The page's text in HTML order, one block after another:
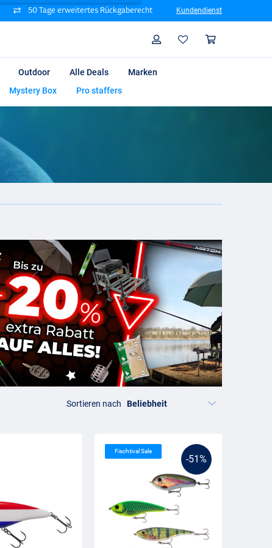
50 Tage erweitertes Rückgaberecht Kundendienst
Profil
Outdoor Alle Deals
Marken
Mystery Box Pro staffers
Sortieren nach
-51%
Fischtival Sale